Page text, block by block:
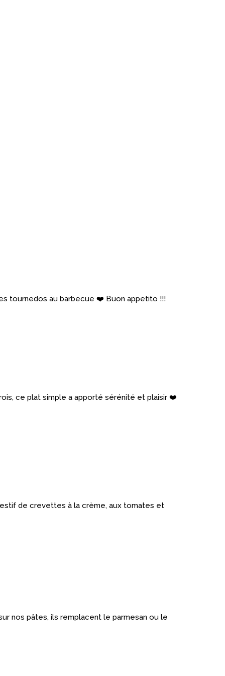
tournedos au barbecue ❤️ Buon appetito !!!
ce plat simple a apporté sérénité et plaisir ❤️
de crevettes à la crème, aux tomates et
nos pâtes, ils remplacent le parmesan ou le